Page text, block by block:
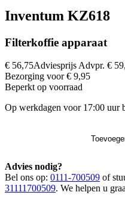
Inventum KZ618
Filterkoffie apparaat
€ 56,75Adviesprijs Advpr. €
Bezorging voor € 9,95
Beperkt op voorraad
Op werkdagen voor 17:00 uur
Advies nodig?
Bel ons op: 0111-700509 of
31111700509. We helpen u